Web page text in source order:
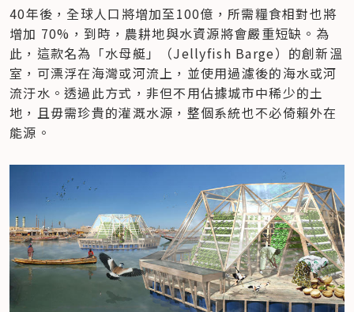
40年後，全球人口將增加至100億，所需糧食相對也將
增加 70%，到時，農耕地與水資源將會嚴重短缺。為
此，這款名為「水母艇」（Jellyfish Barge）的創新溫
室，可漂浮在海灣或河流上，並使用過濾後的海水或河
流汙水。透過此方式，非但不用佔據城市中稀少的土
地，且毋需珍貴的灌溉水源，整個系統也不必倚賴外在
能源。